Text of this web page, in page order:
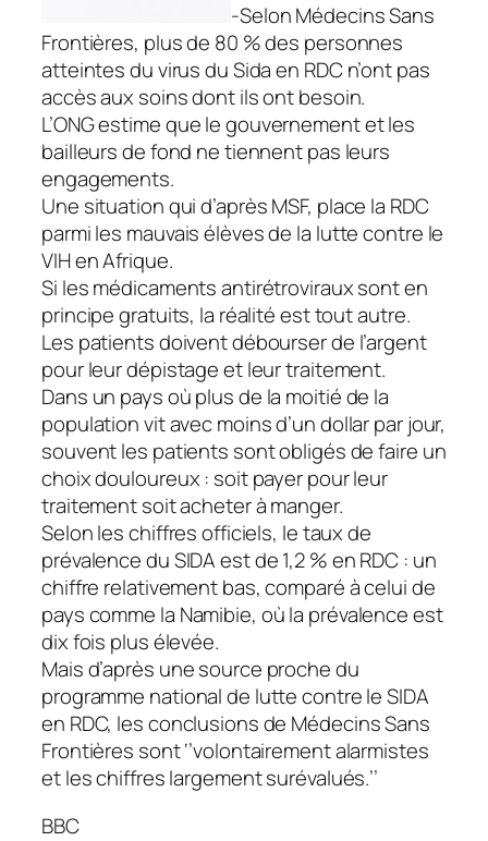
-Selon Médecins Sans
Frontières, plus de 80 % des personnes
atteintes du virus du Sida en RDC n’ont pas
accès aux soins dont ils ont besoin.
L’ONG estime que le gouvernement et les
bailleurs de fond ne tiennent pas leurs
engagements.
Une situation qui d’après MSF, place la RDC
parmi les mauvais élèves de la lutte contre le
VIH en Afrique.
Si les médicaments antirétroviraux sont en
principe gratuits, la réalité est tout autre.
Les patients doivent débourser de l’argent
pour leur dépistage et leur traitement.
Dans un pays où plus de la moitié de la
population vit avec moins d’un dollar par jour,
souvent les patients sont obligés de faire un
choix douloureux : soit payer pour leur
traitement soit acheter à manger.
Selon les chiffres officiels, le taux de
prévalence du SIDA est de 1,2 % en RDC : un
chiffre relativement bas, comparé à celui de
pays comme la Namibie, où la prévalence est
dix fois plus élevée.
Mais d’après une source proche du
programme national de lutte contre le SIDA
en RDC, les conclusions de Médecins Sans
Frontières sont ‘’volontairement alarmistes
et les chiffres largement surévalués.’’
BBC